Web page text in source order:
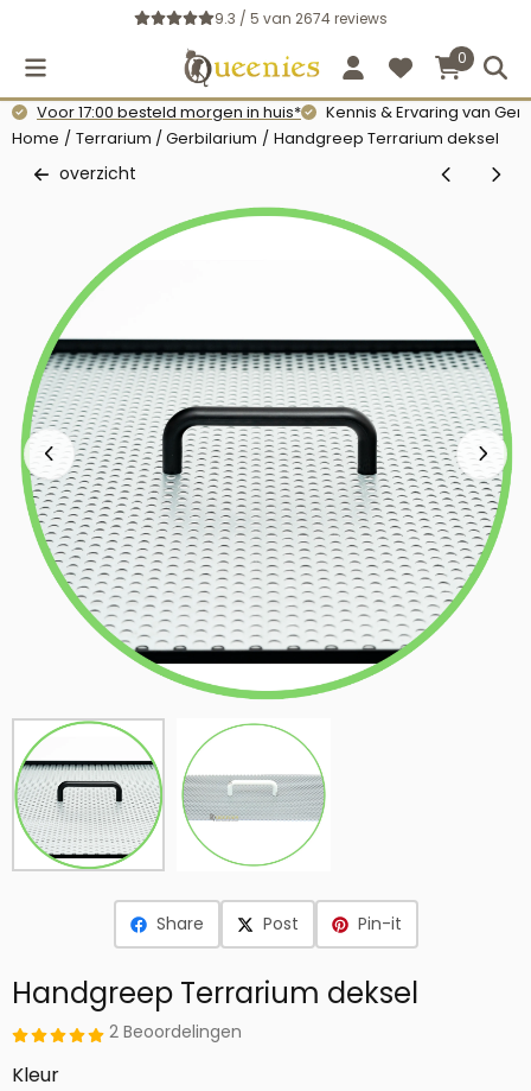
Cookievoorkeuren zijn momenteel gesloten.
9.3 / 5 van 2674reviews
0
Voor 17:00 besteld morgen in huis*
Kennis & Ervaring van
Home / Terrarium / Gerbilarium / Handgreep Terrarium deksel
overzicht
Share Post Pin-it
Handgreep Terrarium deksel
2 Beoordelingen
Maak een keuze voor
Kleur